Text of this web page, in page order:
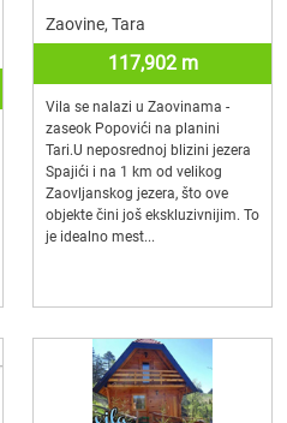
Zaovine, Tara
117,902 m
Vila se nalazi u Zaovinama -
zaseok Popovići na planini
Tari.U neposrednoj blizini jezera
Spajići i na 1 km od velikog
Zaovljanskog jezera, što ove
objekte čini još ekskluzivnijim. To
je idealno mest...